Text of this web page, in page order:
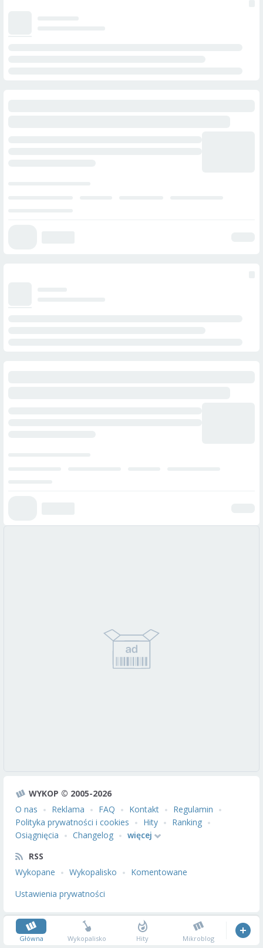
WYKOP © 2005-2026
O nas
Reklama FAQ Kontakt
Regulamin
Polityka prywatności i cookies
Hity
Ranking
Osiągnięcia
Changelog
więcej
RSS
Wykopane
Wykopalisko
Komentowane
Ustawienia prywatności
Główna Wykopalisko Hity Mikroblog